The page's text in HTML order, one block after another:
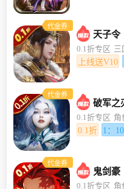
代金券
天子令
0.1折专区 三
上线送V10
代金券
破军之
0.1折专区 角
0.1折 1：10
代金券
0.1折专区 角